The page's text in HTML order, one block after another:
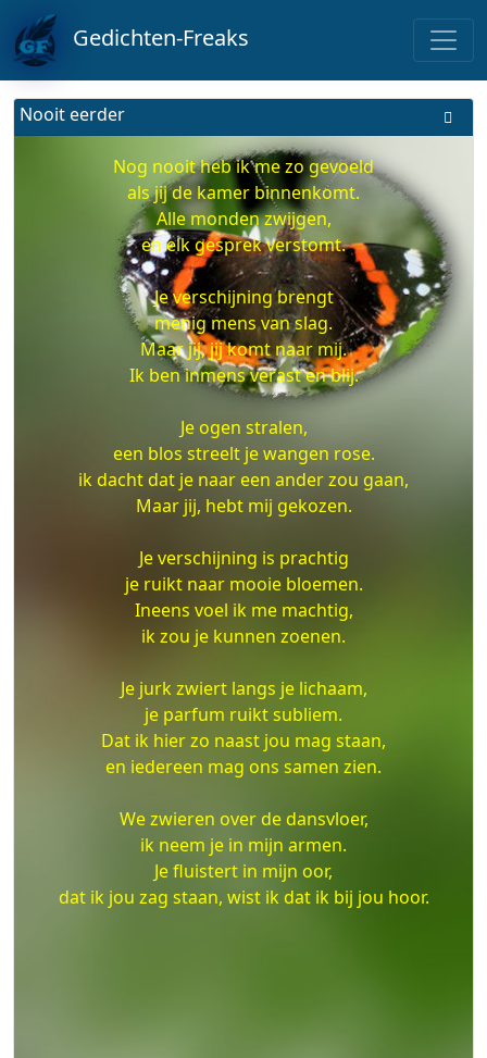
Gedichten-Freaks
Nooit eerder
Nog nooit heb ik me zo gevoeld
als jij de kamer binnenkomt.
Alle monden zwijgen,
en elk gesprek verstomt.
Je verschijning brengt
menig mens van slag.
Maar jij, jij komt naar mij.
Ik ben inmens verast en blij.
Je ogen stralen,
een blos streelt je wangen rose.
ik dacht dat je naar een ander zou gaan,
Maar jij, hebt mij gekozen.
Je verschijning is prachtig
je ruikt naar mooie bloemen.
Ineens voel ik me machtig,
ik zou je kunnen zoenen.
Je jurk zwiert langs je lichaam,
je parfum ruikt subliem.
Dat ik hier zo naast jou mag staan,
en iedereen mag ons samen zien.
We zwieren over de dansvloer,
ik neem je in mijn armen.
Je fluistert in mijn oor,
dat ik jou zag staan, wist ik dat ik bij jou hoor.